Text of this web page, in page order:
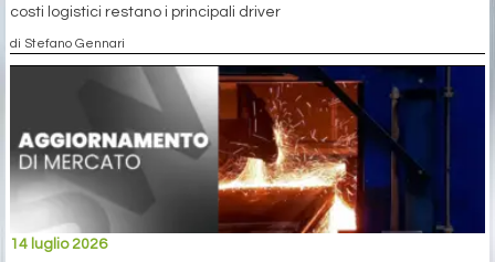
costi logistici restano i principali driver
di Stefano Gennari
14 luglio 2026